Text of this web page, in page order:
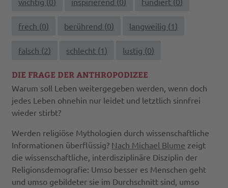
frech (0) berührend (0) langweilig (1)
falsch (2) schlecht (1) lustig (0)
DIE FRAGE DER ANTHROPODIZEE
Warum soll Leben weitergegeben werden, wenn doch
jedes Leben ohnehin nur leidet und letztlich sinnfrei
wieder stirbt?
Werden religiöse Mythologien durch wissenschaftliche
Informationen überflüssig? Nach Michael Blume zeigt
die wissenschaftliche, interdisziplinäre Disziplin der
Religionsdemografie: Umso besser es Menschen geht
und umso gebildeter sie im Durchschnitt sind, umso